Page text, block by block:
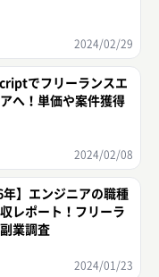
2024/02/29
でフリーランスエ
へ！単価や案件獲得
2024/02/08
年】エンジニアの職種
レポート！フリーラ
業調査
2024/01/23